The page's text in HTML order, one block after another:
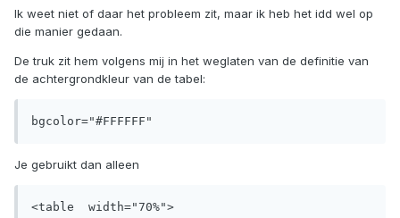
Ik weet niet of daar het probleem zit, maar ik heb het idd wel op
die manier gedaan.
De truk zit hem volgens mij in het weglaten van de definitie van
de achtergrondkleur van de tabel:
bgcolor="#FFFFFF"
Je gebruikt dan alleen
<table  width="70%">